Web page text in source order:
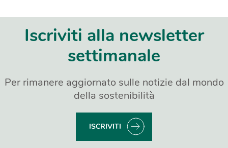
Iscriviti alla newsletter
settimanale
Per rimanere aggiornato sulle notizie dal mondo
della sostenibilità
ISCRIVITI